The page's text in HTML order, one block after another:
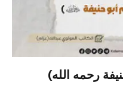
رحمه الله)